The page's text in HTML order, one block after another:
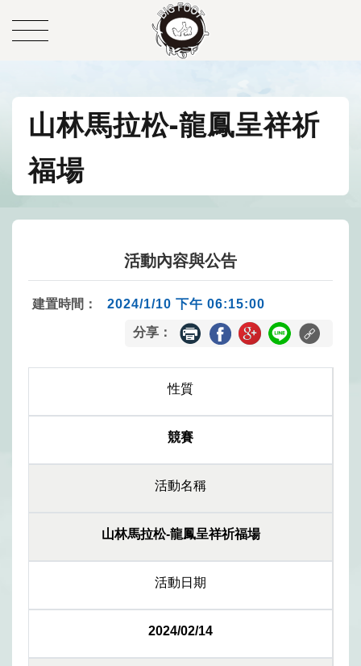
山林馬拉松-龍鳳呈祥祈
福場
活動內容與公告
建置時間： 2024/1/10 下午 06:15:00
分享：
性質
競賽
活動名稱
山林馬拉松-龍鳳呈祥祈福場
活動日期
2024/02/14